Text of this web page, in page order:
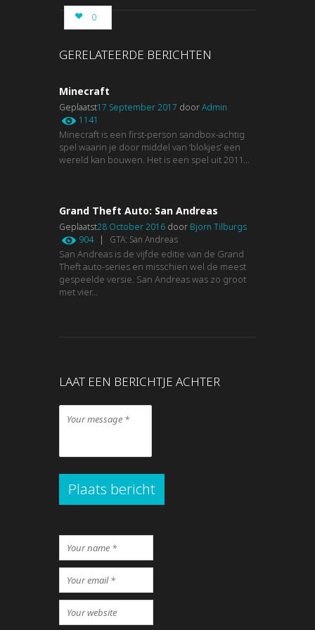
0
GERELATEERDE BERICHTEN
Minecraft
Geplaatst17 September 2017 doorAdmin
1141
Minecraft is een first-person sandbox-achtig
spel waarin je door middel van ‘blokjes’ een
wereld kan bouwen. Het is een spel uit 2011...
Grand Theft Auto: San Andreas
Geplaatst28 October 2016 door Bjorn Tilburgs
904
| GTA: San Andreas
San Andreas is de vijfde editie van de Grand
Theft auto-series en misschien wel de meest
gespeelde versie. San Andreas was zo groot
met vier...
LAAT EEN BERICHTJE ACHTER
Plaats bericht